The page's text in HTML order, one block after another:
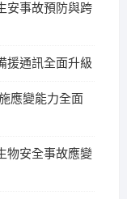
安事故預防與跨
援通訊全面升級
應變能力全面
物安全事故應變